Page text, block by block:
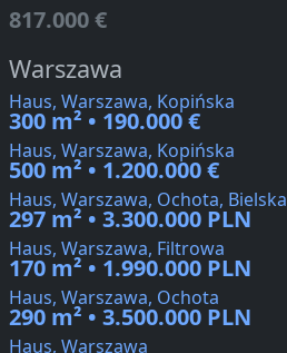
817.000 €
Warszawa
Haus, Warszawa, Kopińska
300 m² • 190.000 €
Haus, Warszawa, Kopińska
500 m² • 1.200.000 €
Haus, Warszawa, Ochota, Bielska
297 m² • 3.300.000 PLN
Haus, Warszawa, Filtrowa
170 m² • 1.990.000 PLN
Haus, Warszawa, Ochota
290 m² • 3.500.000 PLN
Haus, Warszawa